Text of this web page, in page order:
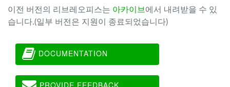
이전 버전의 리브레오피스는 아카이브 에서 내려받을 수 있
습니다.(일부 버전은 지원이 종료되었습니다)
DOCUMENTATION
PROVIDE FEEDBACK